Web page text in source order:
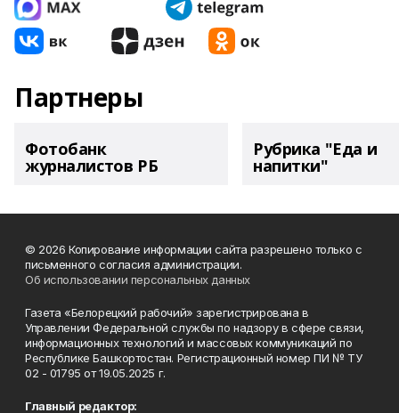
Партнеры
Фотобанк
журналистов РБ
Рубрика "Еда и
напитки"
© 2026 Копирование информации сайта разрешено только с
письменного согласия администрации.
Об использовании персональных данных
Газета «Белорецкий рабочий» зарегистрирована в
Управлении Федеральной службы по надзору в сфере связи,
информационных технологий и массовых коммуникаций по
Республике Башкортостан. Регистрационный номер ПИ № ТУ
02 - 01795 от 19.05.2025 г.
Главный редактор: